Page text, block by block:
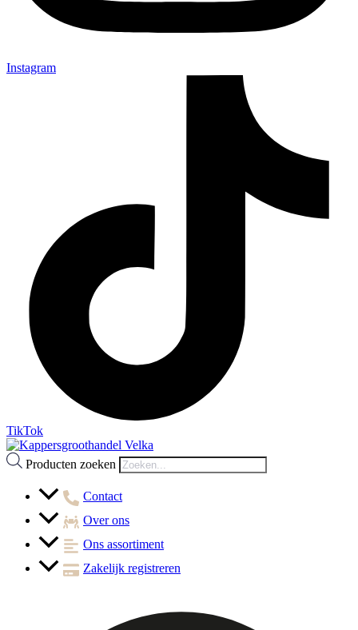
Instagram
TikTok
Producten zoeken
Contact
Over ons
Ons assortiment
Zakelijk registreren